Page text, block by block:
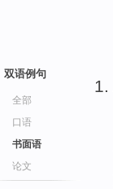
双语例句
全部
口语
书面语
论文